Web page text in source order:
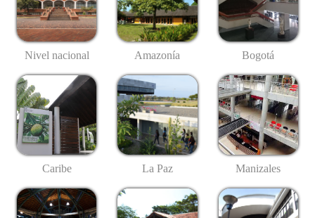
Nivel nacional Amazonía Bogotá
Caribe La Paz Manizales